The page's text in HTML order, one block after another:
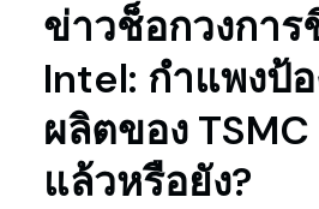
ข่าวช็อกวงการ
Intel: กำแพงป้
ผลิตของ TSMC
แล้วหรือยัง?